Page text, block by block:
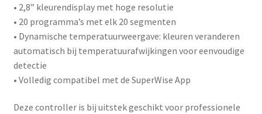
• 2,8” kleurendisplay met hoge resolutie
• 20 programma’s met elk 20 segmenten
• Dynamische temperatuurweergave: kleuren veranderen
automatisch bij temperatuurafwijkingen voor eenvoudige
detectie
• Volledig compatibel met de SuperWise App
Deze controller is bij uitstek geschikt voor professionele